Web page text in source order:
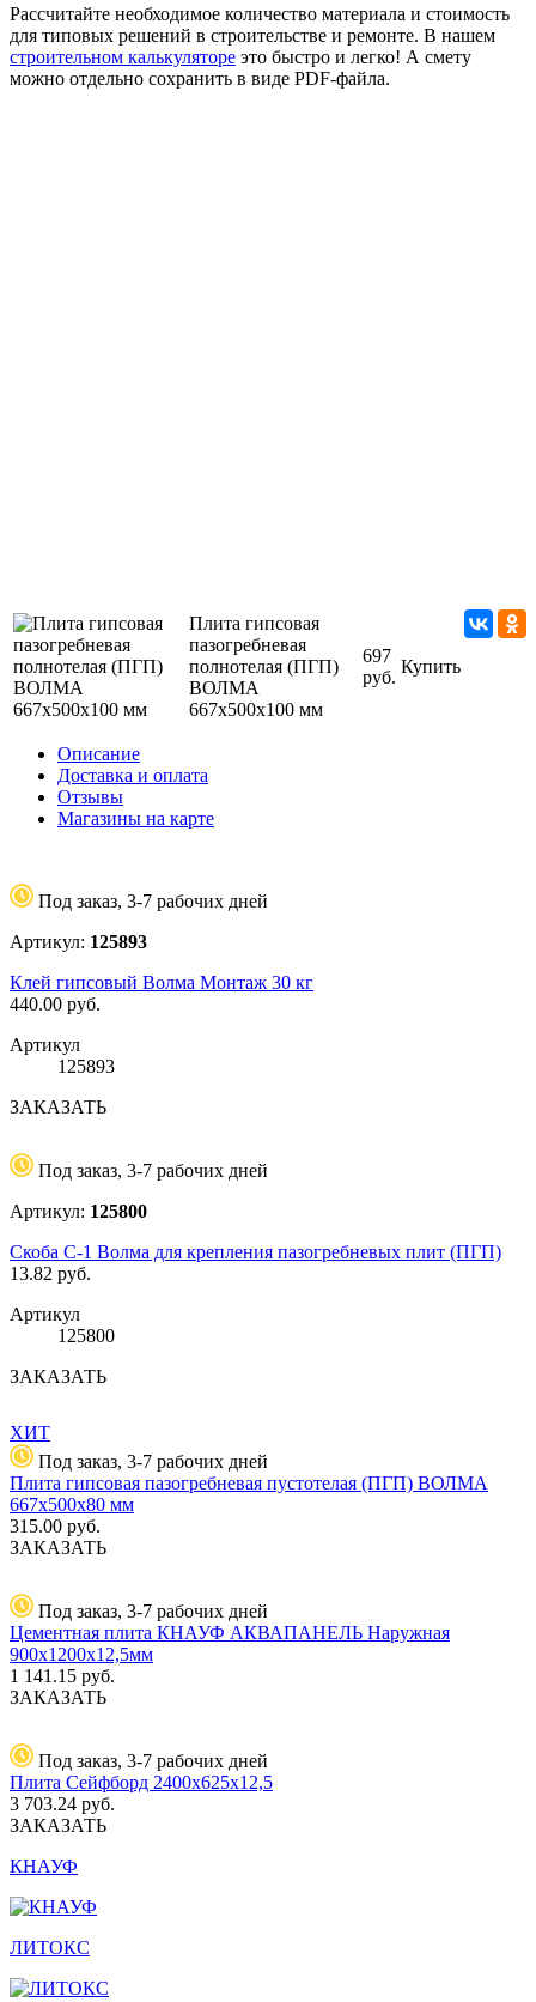
Рассчитайте необходимое количество материала и стоимость
для типовых решений в строительстве и ремонте. В нашем
строительном калькуляторе это быстро и легко! А смету
можно отдельно сохранить в виде PDF-файла.
Плита гипсовая
пазогребневая
полнотелая (ПГП)
ВОЛМА
667х500х100 мм
697
руб.
Купить
Описание
Доставка и оплата
Отзывы
Магазины на карте
Под заказ, 3-7 рабочих дней
Артикул: 125893
Клей гипсовый Волма Монтаж 30 кг
440.00 руб.
Артикул
125893
ЗАКАЗАТЬ
Под заказ, 3-7 рабочих дней
Артикул: 125800
Скоба С-1 Волма для крепления пазогребневых плит (ПГП)
13.82 руб.
Артикул
125800
ЗАКАЗАТЬ
ХИТ
Под заказ, 3-7 рабочих дней
Плита гипсовая пазогребневая пустотелая (ПГП) ВОЛМА
667х500х80 мм
315.00 руб.
ЗАКАЗАТЬ
Под заказ, 3-7 рабочих дней
Цементная плита КНАУФ АКВАПАНЕЛЬ Наружная
900x1200x12,5мм
1 141.15 руб.
ЗАКАЗАТЬ
Под заказ, 3-7 рабочих дней
Плита Сейфборд 2400х625х12,5
3 703.24 руб.
ЗАКАЗАТЬ
КНАУФ
ЛИТОКС